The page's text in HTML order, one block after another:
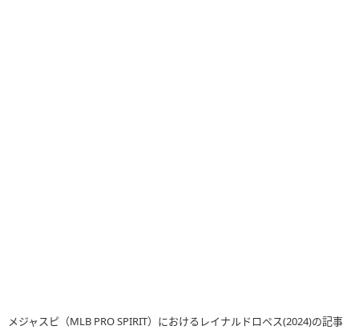
メジャスピ（MLB PRO SPIRIT）におけるレイナルドロペス(2024)の記事